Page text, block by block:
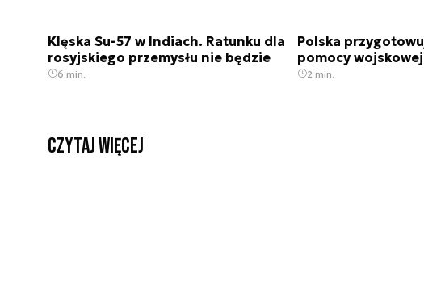
Klęska Su-57 w Indiach. Ratunku dla
rosyjskiego przemysłu nie będzie
6 min.
Polska
pomocy
2 min.
czytaj więcej